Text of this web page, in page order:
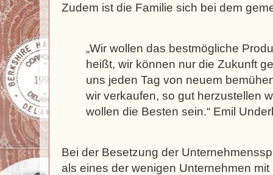
Zudem ist die Familie sich bei dem
„Wir wollen das bestmögliche
heißt, wir können nur die Zukunft
uns jeden Tag von neuem
wir verkaufen, so gut herzustellen
wollen die Besten sein.“ Emil
Bei der Besetzung der
als eines der wenigen Unternehmen